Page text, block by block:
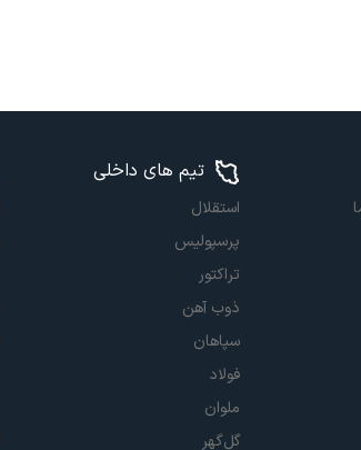
تیم های داخلی
استقلال
پرسپولیس
تراکتور
ذوب آهن
سپاهان
فولاد
ملوان
گل‌گهر